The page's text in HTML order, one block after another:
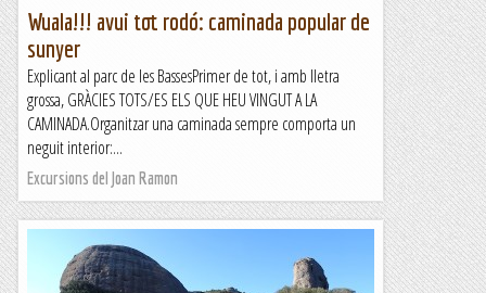
Wuala!!! avui tot rodó: caminada popular de
sunyer
Explicant al parc de les BassesPrimer de tot, i amb lletra
grossa, GRÀCIES TOTS/ES ELS QUE HEU VINGUT A LA
CAMINADA.Organitzar una caminada sempre comporta un
neguit interior:...
Excursions del Joan Ramon